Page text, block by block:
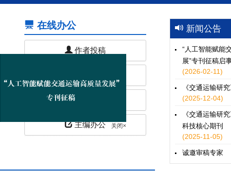
在线办公
作者投稿
编辑办公
主编办公
新闻公告
“人工智能赋能
展”专刊征稿启
(2026-02-11)
《交通运输研
(2025-12-04)
《交通运输研
科技核心期刊
(2025-11-05)
诚邀审稿专家
(2024-04-25)